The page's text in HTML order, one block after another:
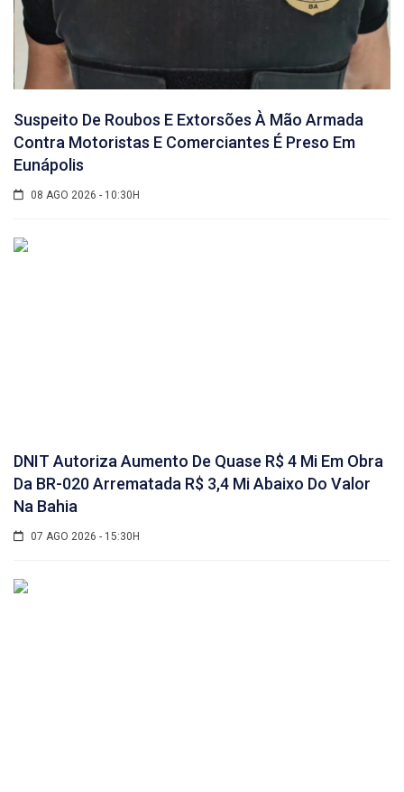
Suspeito De Roubos E Extorsões À Mão Armada
Contra Motoristas E Comerciantes É Preso Em
Eunápolis
08 AGO 2026 - 10:30H
DNIT Autoriza Aumento De Quase R$ 4 Mi Em Obra
Da BR-020 Arrematada R$ 3,4 Mi Abaixo Do Valor
Na Bahia
07 AGO 2026 - 15:30H